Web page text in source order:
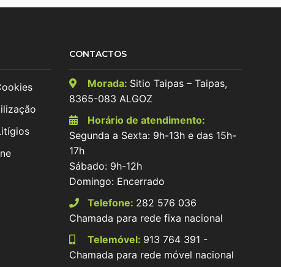
CONTACTOS
Morada: Sitio Taipas – Taipas,
8365-083 ALGOZ
Horário de atendimento:
Segunda a Sexta: 9h-13h e das 15h-
17h
Sábado: 9h-12h
Domingo: Encerrado
Telefone: 282 576 036
Chamada para rede fixa nacional
Telemóvel: 913 764 391 -
Chamada para rede móvel nacional